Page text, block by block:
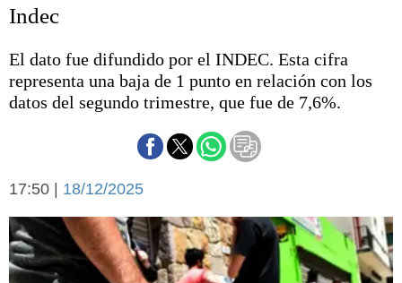
Liga del Sur
Básquetbol
Fútbol
Aplausos
Economía y campo
Con el campo
Espacio empresas
Sociedad y tiempo
Sociedad
Indec
El dato fue difundido por el INDEC. Esta cifra
representa una baja de 1 punto en relación con los
datos del segundo trimestre, que fue de 7,6%.
17:50 | 18/12/2025